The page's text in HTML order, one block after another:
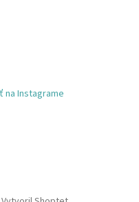
na Instagrame